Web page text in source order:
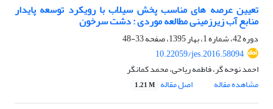
تعیین عرصه های مناسب پخش سیلاب با رویکرد توسعه پایدار
منابع آب زیرزمینی مطالعه موردی : دشت سرخون
دوره 42، شماره 1، بهار 1395، صفحه
33-48
10.22059/jes.2016.58094
احمد نوحه گر، فاطمه ریاحی، محمد کمانگر
مشاهده مقاله
اصل مقاله 1.21 M